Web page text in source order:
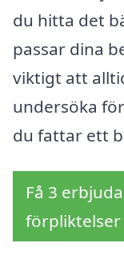
du hitta det
passar dina
viktigt att
undersöka
du fattar ett
Få 3
förpliktelser